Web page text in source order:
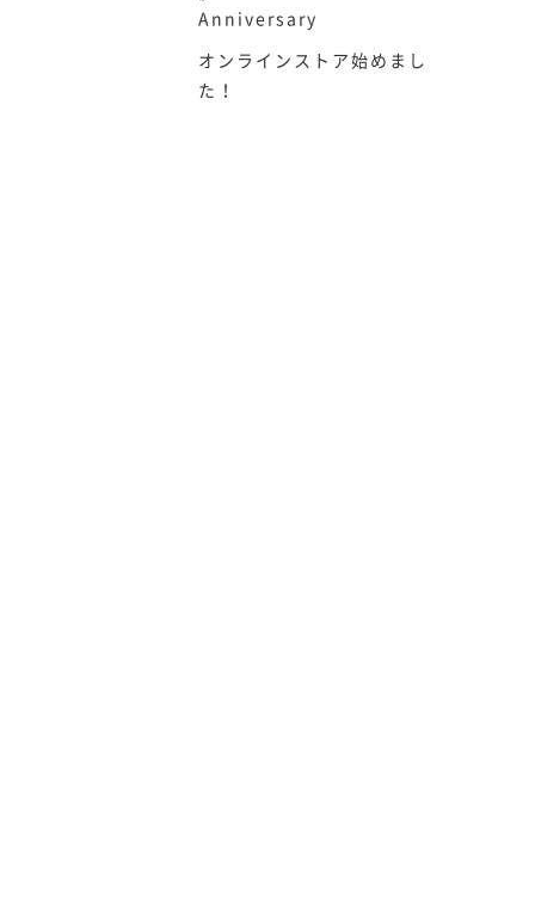
Anniversary
オンラインストア始めまし
た！